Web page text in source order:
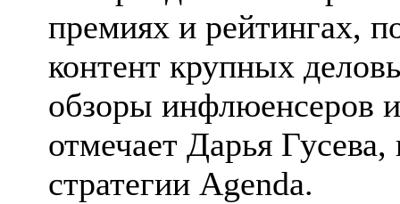
премиях и рейтингах,
контент крупных
обзоры инфлюенсеров
отмечает Дарья
стратегии Agenda.